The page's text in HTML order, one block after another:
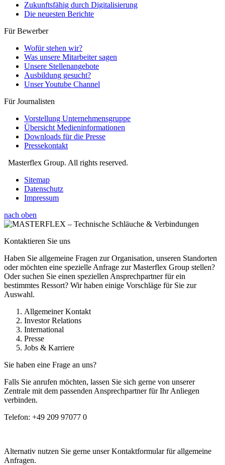
Zukunftsfähig durch Digitalisierung
Die neuesten Berichte
Für Bewerber
Wofür stehen wir?
Was unsere Mitarbeiter sagen
Unsere Stellenangebote
Ausbildung gesucht?
Unser Youtube Channel
Für Journalisten
Vorstellung Unternehmensgruppe
Übersicht Medieninformationen
Downloads für die Presse
Pressekontakt
Masterflex Group. All rights reserved.
Sitemap
Datenschutz
Impressum
nach oben
Kontaktieren Sie uns
Haben Sie allgemeine Fragen zur Organisation, unseren Standorten
oder möchten eine spezielle Anfrage zur Masterflex Group stellen?
Oder suchen Sie einen speziellen Ansprechpartner für ein
bestimmtes Ressort? Wir haben einige Vorschläge für Sie zur
Auswahl.
Allgemeiner Kontakt
Investor Relations
International
Presse
Jobs & Karriere
Sie haben eine Frage an uns?
Falls Sie anrufen möchten, lassen Sie sich gerne von unserer
Zentrale mit dem passenden Ansprechpartner für Ihr Anliegen
verbinden.
Telefon: +49 209 97077 0
Alternativ nutzen Sie gerne unser Kontaktformular für allgemeine
Anfragen.